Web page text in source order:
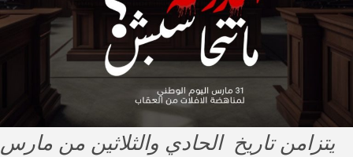
يتزامن تاريخ الحادي والثلاثين من مارس